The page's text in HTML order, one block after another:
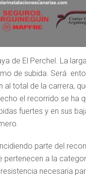
de El Perchel. La
de subida. Será
total de la carrera,
el recorrido se
fuertes y en sus
parte del
a la
necesaria